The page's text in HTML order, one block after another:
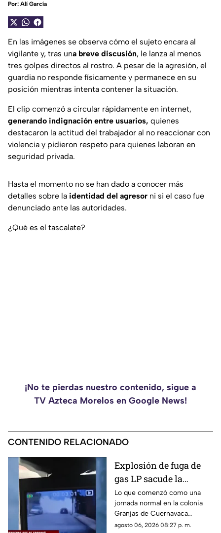
Por: Alí García
En las imágenes se observa cómo el sujeto encara al
vigilante y, tras una breve discusión, le lanza al menos
tres golpes directos al rostro. A pesar de la agresión, el
guardia no responde físicamente y permanece en su
posición mientras intenta contener la situación.
El clip comenzó a circular rápidamente en internet,
generando indignación entre usuarios, quienes
destacaron la actitud del trabajador al no reaccionar con
violencia y pidieron respeto para quienes laboran en
seguridad privada.
Hasta el momento no se han dado a conocer más
detalles sobre la identidad del agresor ni si el caso fue
denunciado ante las autoridades.
¿Qué es el tascalate?
¡No te pierdas nuestro contenido, sigue a
TV Azteca Morelos en Google News!
CONTENIDO RELACIONADO
Explosión de fuga de
gas LP sacude la
colonia Las Granjas
Lo que comenzó como una
jornada normal en la colonia
Granjas de Cuernavaca
terminó en una movilización
agosto 06, 2026 08:27 p. m.